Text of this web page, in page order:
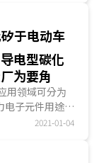
于电动车
电型碳化
为要角
用领域可分为
电子元件用途，
元件，其中以电
2021-01-04